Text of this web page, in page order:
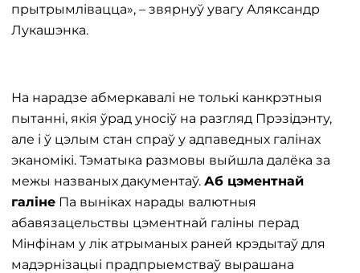
прытрымлівацца», – звярнуў увагу Аляксандр
Лукашэнка.
На нарадзе абмеркавалі не толькі канкрэтныя
пытанні, якія ўрад уносіў на разгляд Прэзідэнту,
але і ў цэлым стан спраў у адпаведных галінах
эканомікі. Тэматыка размовы выйшла далёка за
межы названых дакументаў. Аб цэментнай
галіне Па выніках нарады валютныя
абавязацельствы цэментнай галіны перад
Мінфінам у лік атрыманых раней крэдытаў для
мадэрнізацыі прадпрыемстваў вырашана